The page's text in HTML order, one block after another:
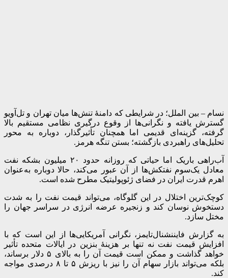
نسام – بین الملل؛ در شرایطی که دامنۀ تنش‌ها میان تهران و تل‌آویو
گسترش یافته و نگرانی‌ها از وقوع درگیری نظامی مستقیم بالا
گرفته، گزینه‌ای قدیمی اما همچنان تأثیرگذار، دوباره به محور
تحلیل‌های راهبردی بازگشته؛ بستن تنگه هرمز.
آب‌راهی باریک اما حیاتی که روزانه حدود ۲۰ میلیون بشکه نفت
معادل یک‌سوم نفتکش‌ها از آن عبور می‌کند، حالا دوباره به‌عنوان
اهرم قدرت ایران در فضای ژئوپولیتیک مطرح شده است.
کوچک‌ترین اختلال در این گلوگاه، می‌تواند قیمت نفت را به ‌شدت
دستخوش نوسان کند و زنجیره عرضه انرژی در سراسر جهان را
مختل سازد.
به گزارش فایننشنال‌تایمز، نگرانی آمریکایی‌ها از این است که با
افزایش قیمت نفت نه تنها بر هزینۀ بنزین در ایالات متحده تأثیر
خواهد گذاشت و ممکن است قیمت آن را به بالای ۵ دلار برساند،
بلکه می‌تواند بازار سهام آن را نیز با ریزش ۵ تا ۸ درصدی مواجه
کند.